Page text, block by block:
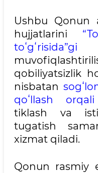
Ushbu Qonun
hujjatlarini
qobiliyatsizlik
nisbatan
qoʻllash orqali
tiklash va
tugatish
xizmat qiladi.
Qonun rasmiy